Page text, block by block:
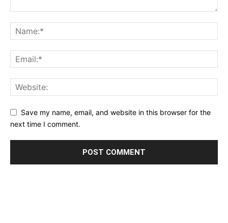
Save my name, email, and website in this browser for the
next time I comment.